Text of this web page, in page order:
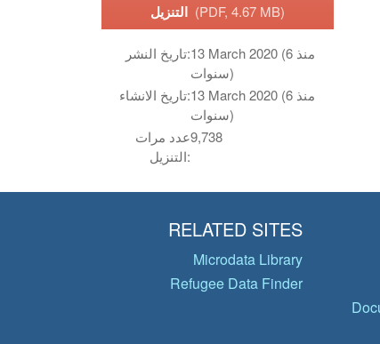
(PDF, 4.67 MB)
تاريخ النشر:13 March 2020 (منذ 6
سنوات)
تاريخ الانشاء:13 March 2020 (منذ 6
سنوات)
عدد مرات
التنزيل:
9,738
RELATED SITES
Microdata Library
Refugee Data Finder